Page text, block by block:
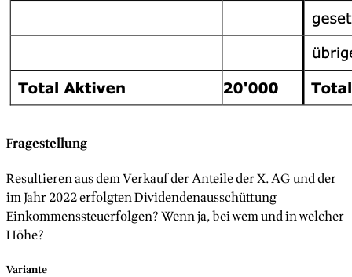
Fragestellung
Resultieren aus dem Verkauf der Anteile der X. AG und der
im Jahr 2022 erfolgten Dividendenausschüttung
Einkommenssteuerfolgen? Wenn ja, bei wem und in welcher
Höhe?
Variante